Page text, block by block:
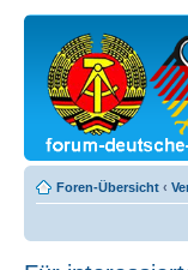
Foren-Übersicht ‹